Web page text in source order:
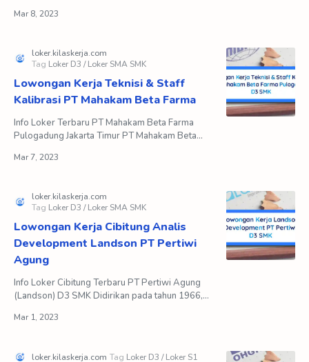
bergerak di industri f…
Lowongan Kerja Teknisi & Staff
Kalibrasi PT Mahakam Beta Farma
Info Loker Terbaru PT Mahakam Beta Farma
Pulogadung Jakarta Timur PT Mahakam Beta
Group yang didirikan pada t…
Lowongan Kerja Cibitung Analis
Development Landson PT Pertiwi
Agung
Info Loker Cibitung Terbaru PT Pertiwi Agung
(Landson) D3 SMK Didirikan pada tahun 1966,
perusahaan manufaktur …